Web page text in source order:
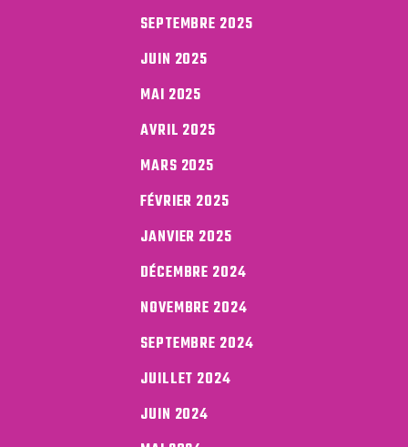
SEPTEMBRE 2025
JUIN 2025
MAI 2025
AVRIL 2025
MARS 2025
FÉVRIER 2025
JANVIER 2025
DÉCEMBRE 2024
NOVEMBRE 2024
SEPTEMBRE 2024
JUILLET 2024
JUIN 2024